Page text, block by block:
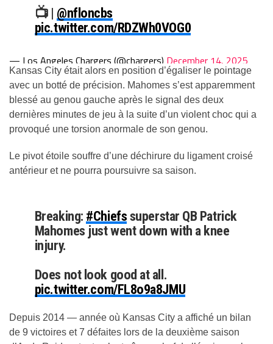
📺 | @nfloncbs
pic.twitter.com/RDZWh0VOG0
— Los Angeles Chargers (@chargers) December 14, 2025
Kansas City était alors en position d’égaliser le pointage
avec un botté de précision. Mahomes s’est apparemment
blessé au genou gauche après le signal des deux
dernières minutes de jeu à la suite d’un violent choc qui a
provoqué une torsion anormale de son genou.
Le pivot étoile souffre d’une déchirure du ligament croisé
antérieur et ne pourra poursuivre sa saison.
Breaking: #Chiefssuperstar QB Patrick
Mahomes just went down with a knee
injury.
Does not look good at all.
pic.twitter.com/FL8o9a8JMU
— Arye Pulli (@AryePulliNFL)December 14, 2025
Depuis 2014 — année où Kansas City a affiché un bilan
de 9 victoires et 7 défaites lors de la deuxième saison